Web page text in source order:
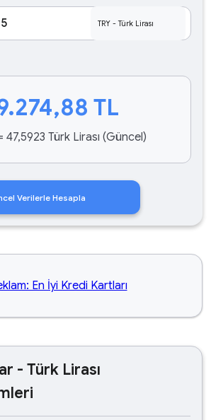
TL
47,5923 Türk Lirası (Güncel)
Verilerle Hesapla
- Türk Lirası